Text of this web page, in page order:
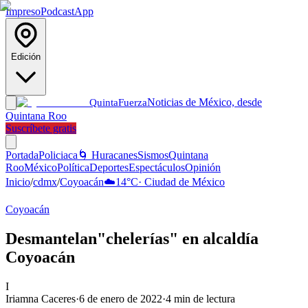
ImpresoPodcastApp
Edición
QuintaFuerzaNoticias de México, desde
Quintana Roo
Suscríbete gratis
PortadaPoliciaca 🌀 HuracanesSismosQuintana
RooMéxicoPolíticaDeportesEspectáculosOpinión
Inicio/cdmx/Coyoacán☁️14°C· Ciudad de México
Coyoacán
Desmantelan"chelerías" en alcaldía
Coyoacán
I
Iriamna Caceres·6 de enero de 2022·4 min de lectura